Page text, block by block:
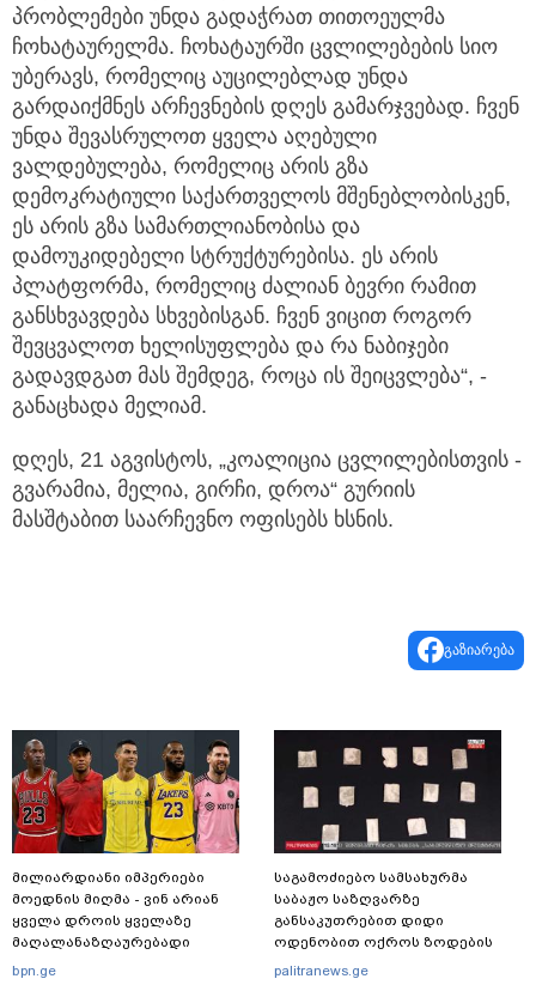
პრობლემები უნდა გადაჭრათ თითოეულმა
ჩოხატაურელმა. ჩოხატაურში ცვლილებების სიო
უბერავს, რომელიც აუცილებლად უნდა
გარდაიქმნეს არჩევნების დღეს გამარჯვებად. ჩვენ
უნდა შევასრულოთ ყველა აღებული
ვალდებულება, რომელიც არის გზა
დემოკრატიული საქართველოს მშენებლობისკენ,
ეს არის გზა სამართლიანობისა და
დამოუკიდებელი სტრუქტურებისა. ეს არის
პლატფორმა, რომელიც ძალიან ბევრი რამით
განსხვავდება სხვებისგან. ჩვენ ვიცით როგორ
შევცვალოთ ხელისუფლება და რა ნაბიჯები
გადავდგათ მას შემდეგ, როცა ის შეიცვლება“, -
განაცხადა მელიამ.
დღეს, 21 აგვისტოს, „კოალიცია ცვლილებისთვის -
გვარამია, მელია, გირჩი, დროა“ გურიის
მასშტაბით საარჩევნო ოფისებს ხსნის.
გაზიარება
მილიარდიანი იმპერიები
მოედნის მიღმა - ვინ არიან
ყველა დროის ყველაზე
მაღალანაზღაურებადი
სპორტსმენები
bpn.ge
საგამოძიებო სამსახურმა
საბაჟო საზღვარზე
განსაკუთრებით დიდი
ოდენობით ოქროს ზოდების
უკანონოდ გადმოტანის ფაქტზე
palitranews.ge